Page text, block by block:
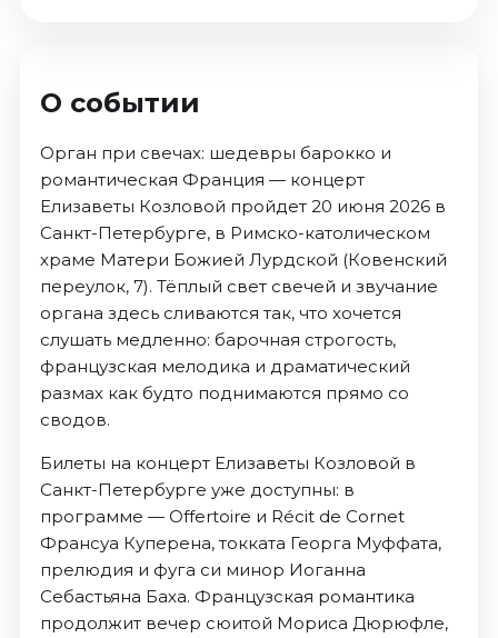
О событии
Орган при свечах: шедевры барокко и
романтическая Франция — концерт
Елизаветы Козловой пройдет 20 июня 2026 в
Санкт-Петербурге, в Римско-католическом
храме Матери Божией Лурдской (Ковенский
переулок, 7). Тёплый свет свечей и звучание
органа здесь сливаются так, что хочется
слушать медленно: барочная строгость,
французская мелодика и драматический
размах как будто поднимаются прямо со
сводов.
Билеты на концерт Елизаветы Козловой в
Санкт-Петербурге уже доступны: в
программе — Offertoire и Récit de Cornet
Франсуа Куперена, токката Георга Муффата,
прелюдия и фуга си минор Иоганна
Себастьяна Баха. Французская романтика
продолжит вечер сюитой Мориса Дюрюфле,